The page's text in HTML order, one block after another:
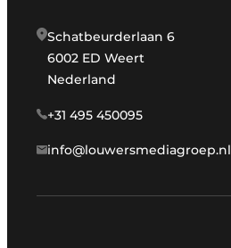
Schatbeurderlaan 6
6002 ED Weert
Nederland
+31 495 450095
info@louwersmediagroep.nl